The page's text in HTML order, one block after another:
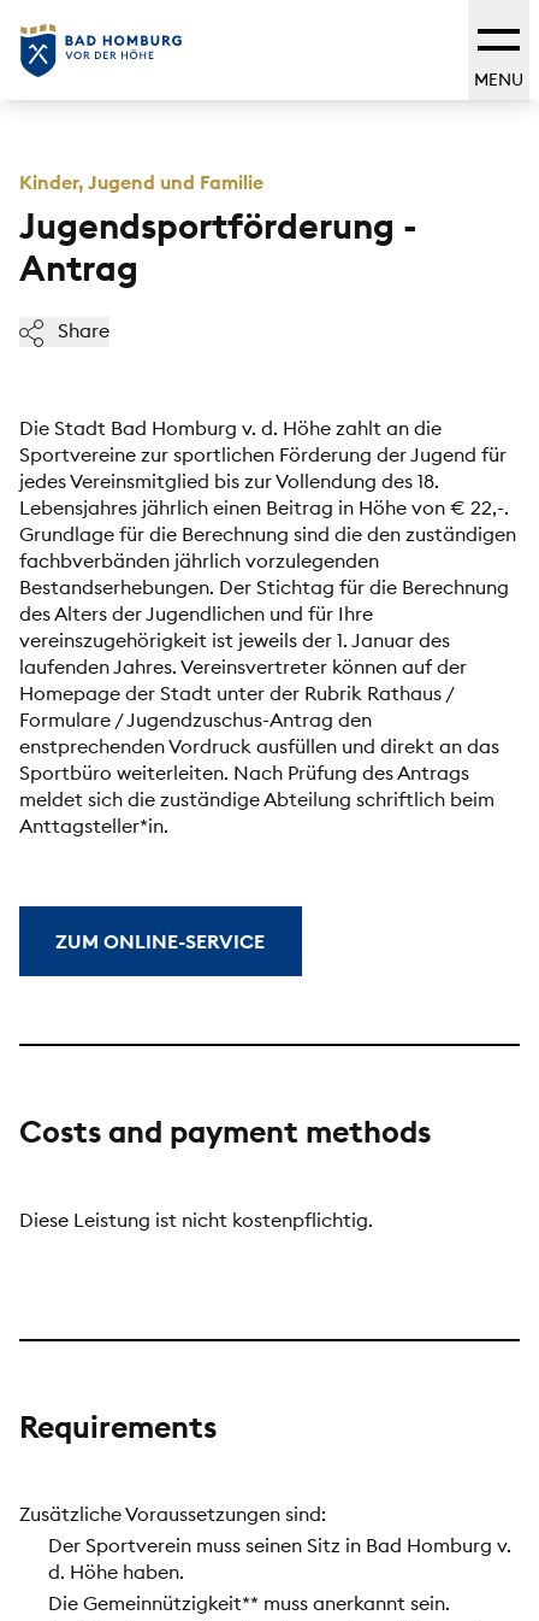
MENU
Kinder, Jugend und Familie
Jugendsportförderung -
Antrag
Share
Die Stadt Bad Homburg v. d. Höhe zahlt an die
Sportvereine zur sportlichen Förderung der Jugend für
jedes Vereinsmitglied bis zur Vollendung des 18.
Lebensjahres jährlich einen Beitrag in Höhe von € 22,-.
Grundlage für die Berechnung sind die den zuständigen
fachbverbänden jährlich vorzulegenden
Bestandserhebungen. Der Stichtag für die Berechnung
des Alters der Jugendlichen und für Ihre
vereinszugehörigkeit ist jeweils der 1. Januar des
laufenden Jahres. Vereinsvertreter können auf der
Homepage der Stadt unter der Rubrik Rathaus /
Formulare / Jugendzuschus-Antrag den
enstprechenden Vordruck ausfüllen und direkt an das
Sportbüro weiterleiten. Nach Prüfung des Antrags
meldet sich die zuständige Abteilung schriftlich beim
Anttagsteller*in.
ZUM ONLINE-SERVICE
Costs and payment methods
Diese Leistung ist nicht kostenpflichtig.
Requirements
Zusätzliche Voraussetzungen sind:
Der Sportverein muss seinen Sitz in Bad Homburg v.
d. Höhe haben.
Die Gemeinnützigkeit** muss anerkannt sein.